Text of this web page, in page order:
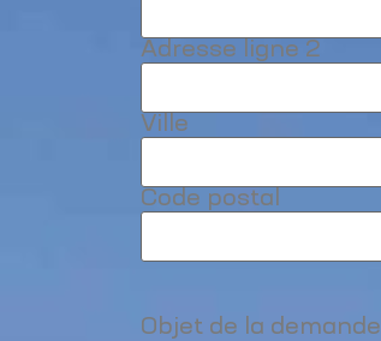
Adresse ligne 2
Ville
Code postal
Objet de la demande